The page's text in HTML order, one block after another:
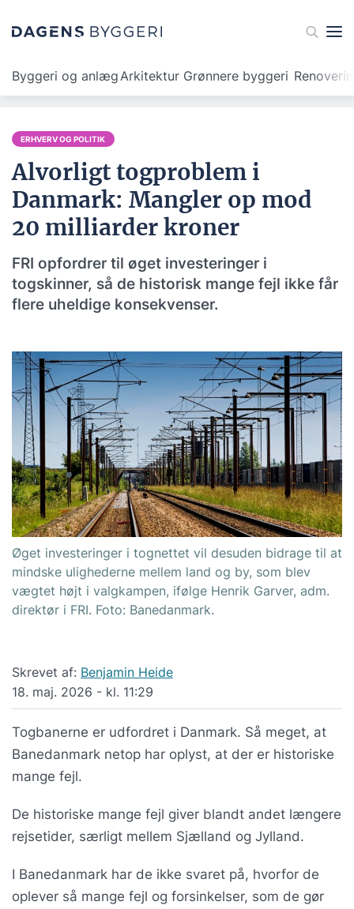
Byggeri og anlægArkitektur Grønnere byggeri
ERHVERV OG POLITIK
Alvorligt togproblem i
Danmark: Mangler op mod
20 milliarder kroner
FRI opfordrer til øget investeringer i
togskinner, så de historisk mange fejl ikke får
flere uheldige konsekvenser.
Øget investeringer i tognettet vil desuden bidrage til at
mindske ulighederne mellem land og by, som blev
vægtet højt i valgkampen, ifølge Henrik Garver, adm.
direktør i FRI. Foto: Banedanmark.
Skrevet af: Benjamin Heide
18. maj. 2026 - kl. 11:29
Togbanerne er udfordret i Danmark. Så meget, at
Banedanmark netop har oplyst, at der er historiske
mange fejl.
De historiske mange fejl giver blandt andet længere
rejsetider, særligt mellem Sjælland og Jylland.
I Banedanmark har de ikke svaret på, hvorfor de
oplever så mange fejl og forsinkelser, som de gør